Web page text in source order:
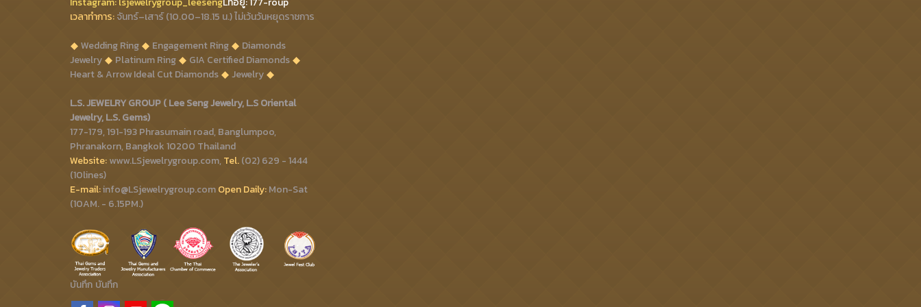
เวลาทำการ:จันทร์–เสาร์ (10.00–18.15 น.) ไม่เว้นวันหยุดราชการ
Wedding Ring
Engagement Ring
Diamonds
Jewelry
Platinum Ring
GIA Certified Diamonds
Heart & Arrow Ideal Cut Diamonds
Jewelry
L.S. JEWELRY GROUP ( Lee Seng Jewelry, L.S Oriental
Jewelry, L.S. Gems)
177-179, 191-193 Phrasumain road, Banglumpoo,
Phranakorn, Bangkok 10200 Thailand
Website:www.LSjewelrygroup.com, Tel.(02) 629 - 1444
(10lines)
E-mail:info@LSjewelrygroup.comOpen Daily:Mon-Sat
(10AM. - 6.15PM.)
บันทึก บันทึก